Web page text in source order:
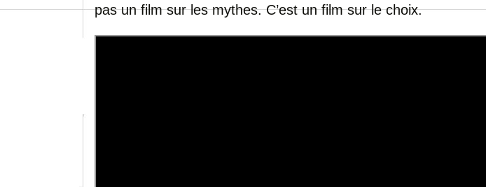
pas un film sur les mythes. C’est un film sur le choix.